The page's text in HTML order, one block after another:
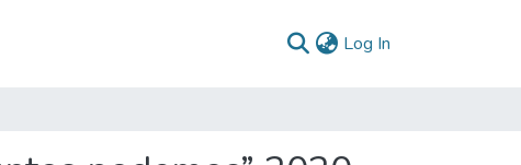
Log In